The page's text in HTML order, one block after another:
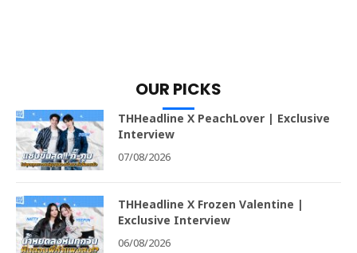
OUR PICKS
THHeadline X PeachLover | Exclusive
Interview
07/08/2026
THHeadline X Frozen Valentine |
Exclusive Interview
06/08/2026